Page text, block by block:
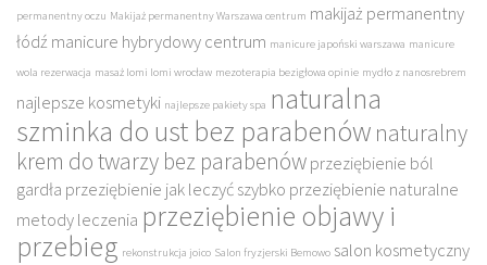
permanentny oczu Makijaż permanentny Warszawa centrum makijaż permanentny
łódź manicure hybrydowy centrum manicure japoński warszawa manicure
wola rezerwacja masaż lomi lomi wrocław mezoterapia bezigłowa opinie mydło z nanosrebrem
najlepsze kosmetyki najlepsze pakiety spa naturalna
szminka do ust bez parabenów naturalny
krem do twarzy bez parabenówprzeziębienie ból
gardła przeziębienie jak leczyć szybko przeziębienie naturalne
metody leczenia przeziębienie objawy i
przebieg rekonstrukcja joico Salon fryzjerski Bemowo salon kosmetyczny